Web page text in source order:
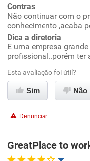
Conciliação com a vida
Benefícios
Recomenda esta
Recomenda a
Contras
Não continuar com o
conhecimento ,acaba
Dica a diretoria
E uma empresa
profissional..porém ter
Esta avaliação foi útil?
Sim Não
Denunciar
GreatPlace to